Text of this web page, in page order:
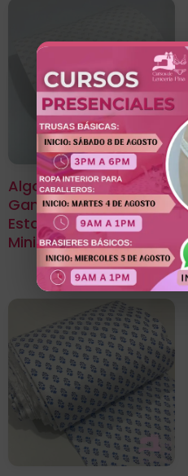
Algodón Jersey
Gamuza 50/1
Estampado Diseño
Mini Arcoiris